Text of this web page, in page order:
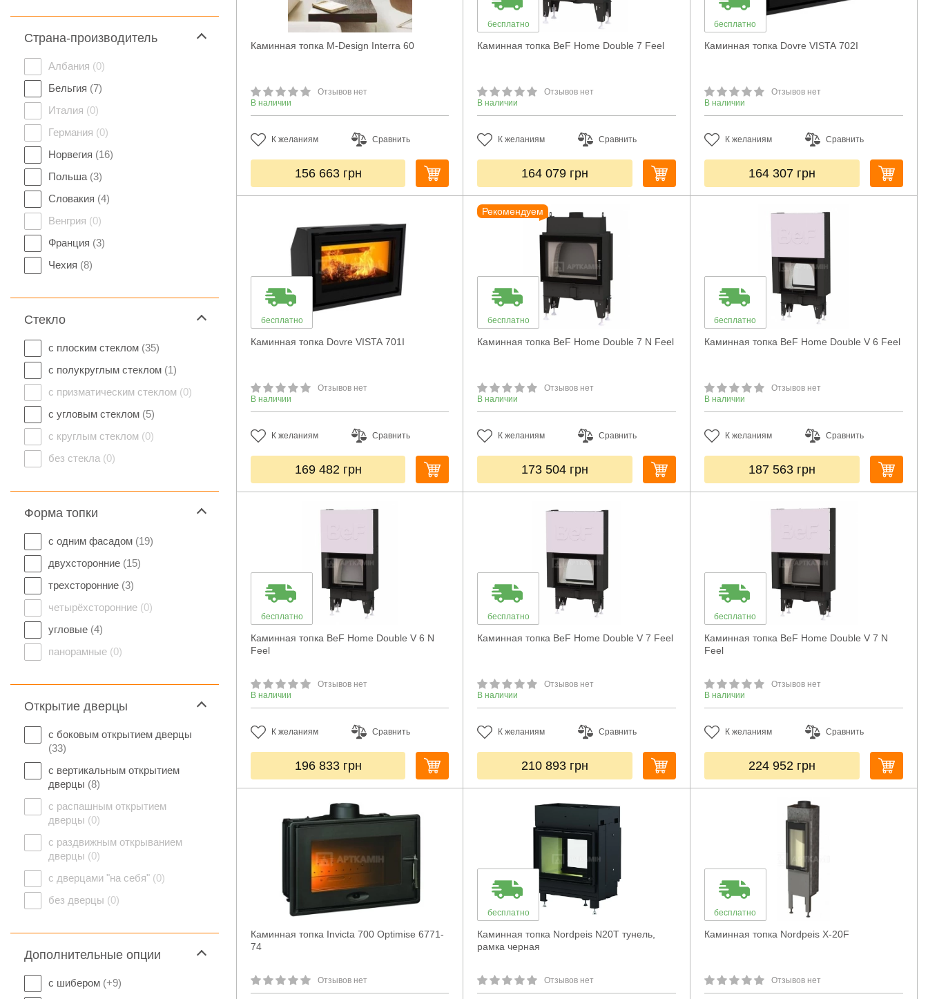
Страна-производитель
Албания (0)
Бельгия (7)
Италия (0)
Германия (0)
Норвегия (16)
Польша (3)
Словакия (4)
Венгрия (0)
Франция (3)
Чехия (8)
Стекло
с плоским стеклом (35)
с полукруглым стеклом (1)
с призматическим стеклом (0)
с угловым стеклом (5)
с круглым стеклом (0)
без стекла (0)
Форма топки
с одним фасадом (19)
двухсторонние (15)
трехсторонние (3)
четырёхсторонние (0)
угловые (4)
панорамные (0)
Открытие дверцы
с боковым открытием дверцы
(33)
с вертикальным открытием
дверцы (8)
с распашным открытием
дверцы (0)
с раздвижным открыванием
дверцы (0)
с дверцами "на себя" (0)
без дверцы (0)
Дополнительные опции
с шибером (+9)
Каминная топка M-Design Interra 60
Отзывов нет
В наличии
К желаниям Сравнить
156 663 грн
бесплатно
Каминная топка BeF Home Double 7 Feel
Отзывов нет
В наличии
К желаниям Сравнить
164 079 грн
бесплатно
Каминная топка Dovre VISTA 702I
Отзывов нет
В наличии
К желаниям Сравнить
164 307 грн
бесплатно
Каминная топка Dovre VISTA 701I
Отзывов нет
В наличии
К желаниям Сравнить
169 482 грн
Рекомендуем
бесплатно
Каминная топка BeF Home Double 7 N Feel
Отзывов нет
В наличии
К желаниям Сравнить
173 504 грн
бесплатно
Каминная топка BeF Home Double V 6 Feel
Отзывов нет
В наличии
К желаниям Сравнить
187 563 грн
бесплатно
Каминная топка BeF Home Double V 6 N
Feel
Отзывов нет
В наличии
К желаниям Сравнить
196 833 грн
бесплатно
Каминная топка BeF Home Double V 7 Feel
Отзывов нет
В наличии
К желаниям Сравнить
210 893 грн
бесплатно
Каминная топка BeF Home Double V 7 N
Feel
Отзывов нет
В наличии
К желаниям Сравнить
224 952 грн
Каминная топка Invicta 700 Optimise 6771-
74
Отзывов нет
бесплатно
Каминная топка Nordpeis N20T тунель,
рамка черная
Отзывов нет
бесплатно
Каминная топка Nordpeis X-20F
Отзывов нет